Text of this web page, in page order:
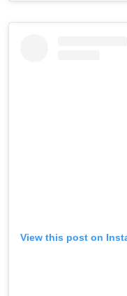
View this post on